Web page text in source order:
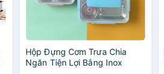
Hộp Đựng Cơm Trưa Chia
Ngăn Tiện Lợi Bằng Inox